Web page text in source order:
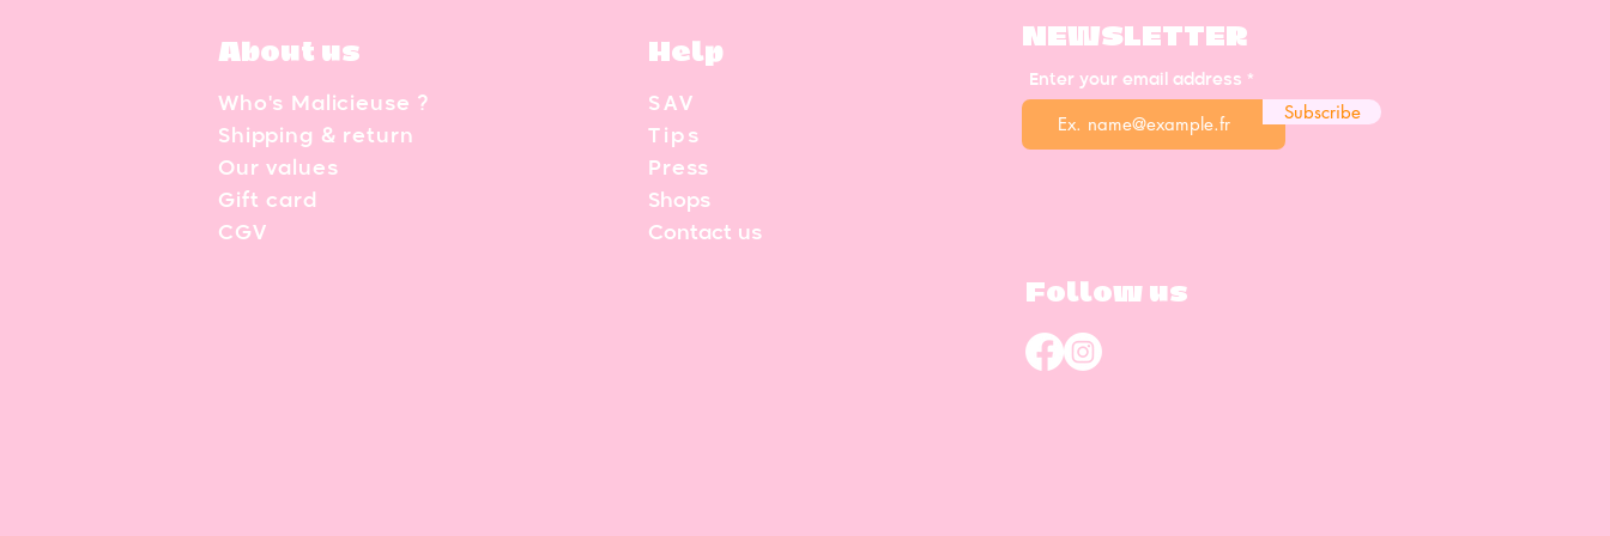
About us
Who's Malicieuse ?
Shipping & return
Our values
Gift card
CGV
Help
SAV
Tips
Press
Shops
Contact us
NEWSLETTER
Enter your email address
Subscribe
Follow us